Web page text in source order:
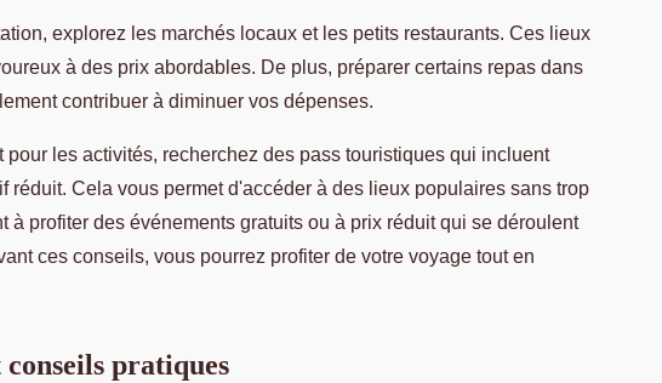
explorez les marchés locaux et les petits restaurants. Ces lieux
à des prix abordables. De plus, préparer certains repas dans
contribuer à diminuer vos dépenses.
pour les activités, recherchez des pass touristiques qui incluent
réduit. Cela vous permet d'accéder à des lieux populaires sans trop
à profiter des événements gratuits ou à prix réduit qui se déroulent
ces conseils, vous pourrez profiter de votre voyage tout en
pratiques